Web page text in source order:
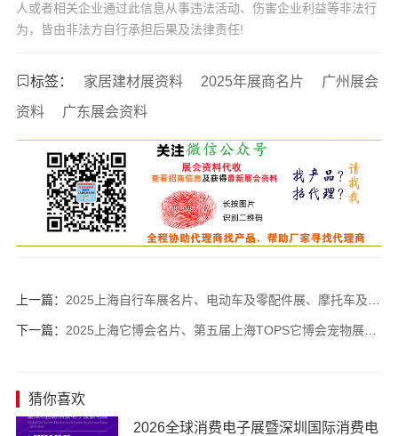
人或者相关企业通过此信息从事违法活动、伤害企业利益等非法行
为，皆由非法方自行承担后果及法律责任!
标签： 家居建材展资料 2025年展商名片
广州展会
资料
广东展会资料
上一篇： 2025上海自行车展名片、电动车及零配件展、摩托车及零部件展、户外骑行装备展商名片【1293张】
下一篇： 2025上海它博会名片、第五届上海TOPS它博会宠物展展商名片【439张】
猜你喜欢
​2026全球消费电子展暨深圳国际消费电